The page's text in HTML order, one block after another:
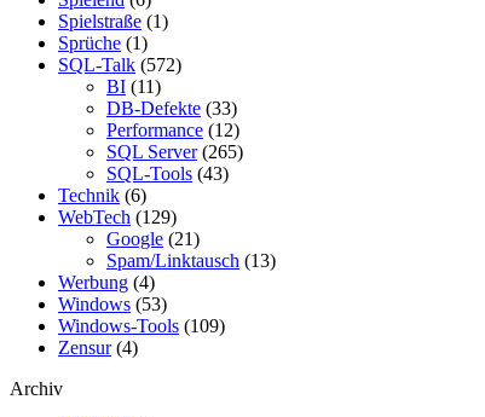
Spielstraße (1)
Sprüche (1)
SQL-Talk (572)
BI (11)
DB-Defekte (33)
Performance (12)
SQL Server(265)
SQL-Tools (43)
Technik (6)
WebTech (129)
Google (21)
Spam/Linktausch (13)
Werbung (4)
Windows (53)
Windows-Tools (109)
Zensur(4)
Archiv